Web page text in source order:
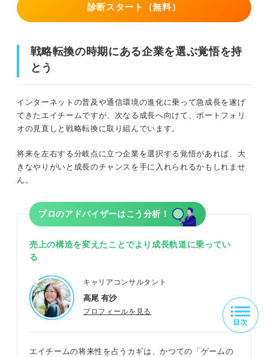
診断スタート（無料）
戦略転換の時期にある企業を選ぶ覚悟を持
とう
インターネットの普及や通信環境の進化に乗って急成長を遂げ
てきたエイチームですが、次なる成長へ向けて、ポートフォリ
オの見直しと戦略転換に取り組んでいます。
将来を左右する分岐点に立つ企業を選択する覚悟があれば、大
きなやりがいと成長のチャンスを手に入れられるかもしれませ
ん。
プロのアドバイザーはこう分析！
売上の構造を変えたことでより成長軌道に乗ってい
る
キャリアコンサルタント
高尾 有沙
プロフィールを見る
エイチームの将来性を占うカギは、かつての「ゲームの